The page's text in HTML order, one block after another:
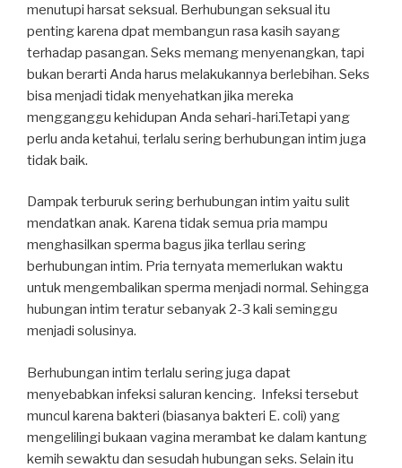
menutupi harsat seksual. Berhubungan seksual itu
penting karena dpat membangun rasa kasih sayang
terhadap pasangan. Seks memang menyenangkan, tapi
bukan berarti Anda harus melakukannya berlebihan. Seks
bisa menjadi tidak menyehatkan jika mereka
mengganggu kehidupan Anda sehari-hari.Tetapi yang
perlu anda ketahui, terlalu sering berhubungan intim juga
tidak baik.
Dampak terburuk sering berhubungan intim yaitu sulit
mendatkan anak. Karena tidak semua pria mampu
menghasilkan sperma bagus jika terllau sering
berhubungan intim. Pria ternyata memerlukan waktu
untuk mengembalikan sperma menjadi normal. Sehingga
hubungan intim teratur sebanyak 2-3 kali seminggu
menjadi solusinya.
Berhubungan intim terlalu sering juga dapat
menyebabkan infeksi saluran kencing. Infeksi tersebut
muncul karena bakteri (biasanya bakteri E. coli) yang
mengelilingi bukaan vagina merambat ke dalam kantung
kemih sewaktu dan sesudah hubungan seks. Selain itu